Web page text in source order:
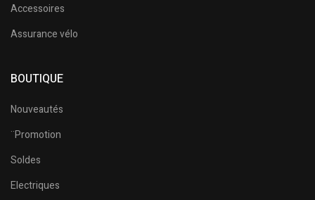
Accessoires
Assurance vélo
BOUTIQUE
Nouveautés
¨Promotion
Soldes
Electriques